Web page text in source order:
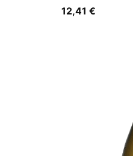
12,41 €